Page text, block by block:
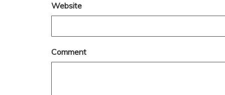
Website
Comment